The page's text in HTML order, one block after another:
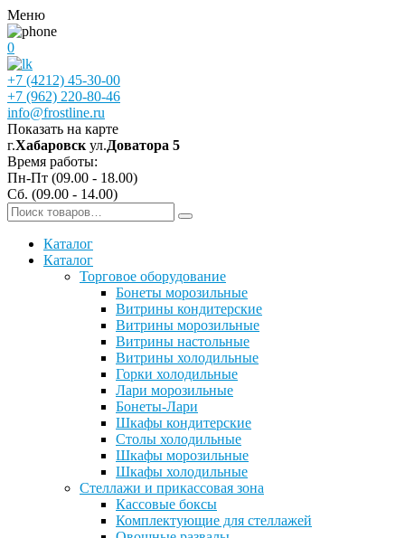
Меню
0
+7 (4212) 45-30-00
+7 (962) 220-80-46
info@frostline.ru
Показать на карте
г.Хабаровск ул.Доватора 5
Время работы:
Пн-Пт (09.00 - 18.00)
Сб. (09.00 - 14.00)
Каталог
Каталог
Торговое оборудование
Бонеты морозильные
Витрины кондитерские
Витрины морозильные
Витрины настольные
Витрины холодильные
Горки холодильные
Лари морозильные
Бонеты-Лари
Шкафы кондитерские
Столы холодильные
Шкафы морозильные
Шкафы холодильные
Стеллажи и прикассовая зона
Кассовые боксы
Комплектующие для стеллажей